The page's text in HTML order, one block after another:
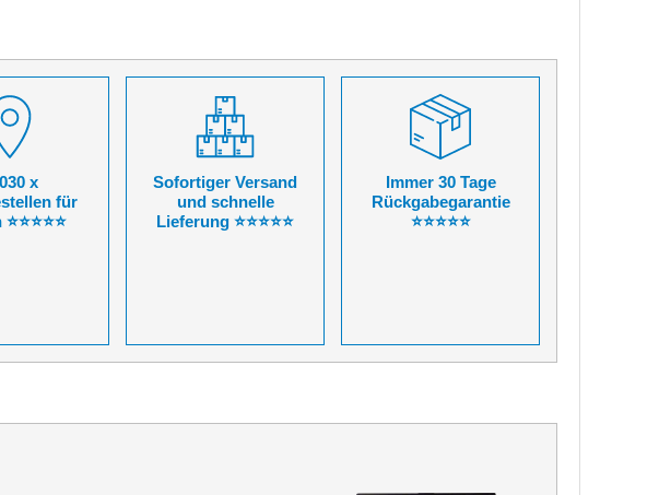
x
für
Sofortiger Versand
und schnelle
Lieferung ⭐⭐⭐⭐⭐
Immer 30 Tage
Rückgabegarantie
⭐⭐⭐⭐⭐